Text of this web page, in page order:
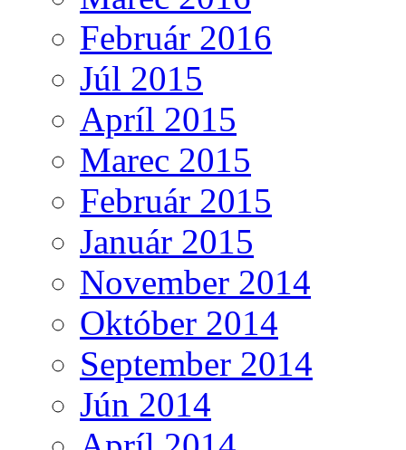
Február 2016
Júl 2015
Apríl 2015
Marec 2015
Február 2015
Január 2015
November 2014
Október 2014
September 2014
Jún 2014